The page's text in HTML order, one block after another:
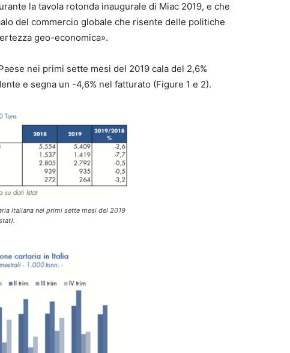
la tavola rotonda inaugurale di Miac 2019, e che
del commercio globale che risente delle politiche
geo-economica».
nei primi sette mesi del 2019 cala del 2,6%
e segna un -4,6% nel fatturato (Figure 1 e 2).
italiana nei primi sette mesi del 2019